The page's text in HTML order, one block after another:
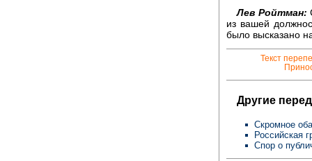
Лев Ройтман:
из вашей
было высказано
Текст
Другие
Скромное
Российская
Спор о